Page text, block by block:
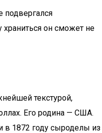
подвергался
храниться он сможет не
текстурой,
Его родина — США.
1872 году сыроделы из